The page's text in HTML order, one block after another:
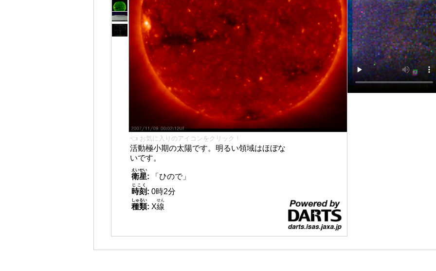
👈 お気に入りのアイコンをクリック！
活動極小期の太陽です。明るい領域はほぼな
いです。
衛星
えいせい
:
「ひので」
時刻
じこく
: 0時2分
種類
しゅるい
: X線
せん